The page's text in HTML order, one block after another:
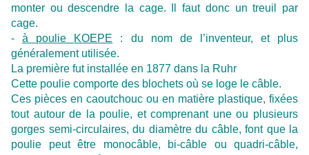
monter ou descendre la cage. Il faut donc un treuil par
cage.
-à poulie KOEPE : du nom de l’inventeur, et plus
généralement utilisée.
La première fut installée en 1877 dans la Ruhr
Cette poulie comporte des blochets où se loge le câble.
Ces pièces en caoutchouc ou en matière plastique, fixées
tout autour de la poulie, et comprenant une ou plusieurs
gorges semi-circulaires, du diamètre du câble, font que la
poulie peut être monocâble, bi-câble ou quadri-câble,